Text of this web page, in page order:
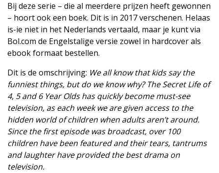
Bij deze serie – die al meerdere prijzen heeft gewonnen
– hoort ook een boek. Dit is in 2017 verschenen. Helaas
is-ie niet in het Nederlands vertaald, maar je kunt via
Bol.com de Engelstalige versie zowel in hardcover als
ebook formaat bestellen.
Dit is de omschrijving: We all know that kids say the
funniest things, but do we know why? The Secret Life of
4, 5 and 6 Year Olds has quickly become must-see
television, as each week we are given access to the
hidden world of children when adults aren’t around.
Since the first episode was broadcast, over 100
children have been featured and their tears, tantrums
and laughter have provided the best drama on
television.